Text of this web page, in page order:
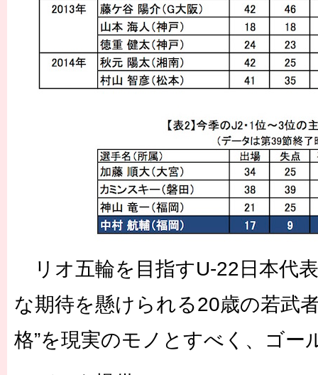
リオ五輪を目指すU-22日本代
な期待を懸けられる20歳の若武
格”を現実のモノとすべく、ゴー